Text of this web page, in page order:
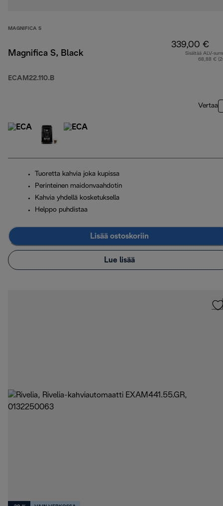
MAGNIFICA S
Magnifica S, Black
ECAM22.110.B
339,00 €
Sisältää ALV-
68,88 €
Vertaa
Tuoretta kahvia joka kupissa
Perinteinen maidonvaahdotin
Kahvia yhdellä kosketuksella
Helppo puhdistaa
Lisää ostoskoriin
Lue lisää